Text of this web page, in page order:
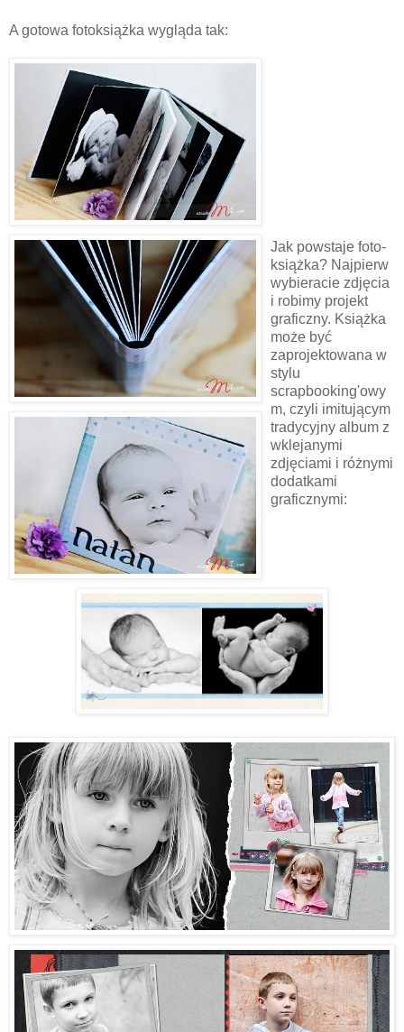
A gotowa fotoksiążka wygląda tak:
Jak powstaje foto-
książka? Najpierw
wybieracie zdjęcia
i robimy projekt
graficzny. Książka
może być
zaprojektowana w
stylu
scrapbooking'owy
m, czyli imitującym
tradycyjny album z
wklejanymi
zdjęciami i różnymi
dodatkami
graficznymi: